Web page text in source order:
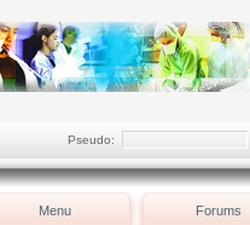
Pseudo:
Menu Forums